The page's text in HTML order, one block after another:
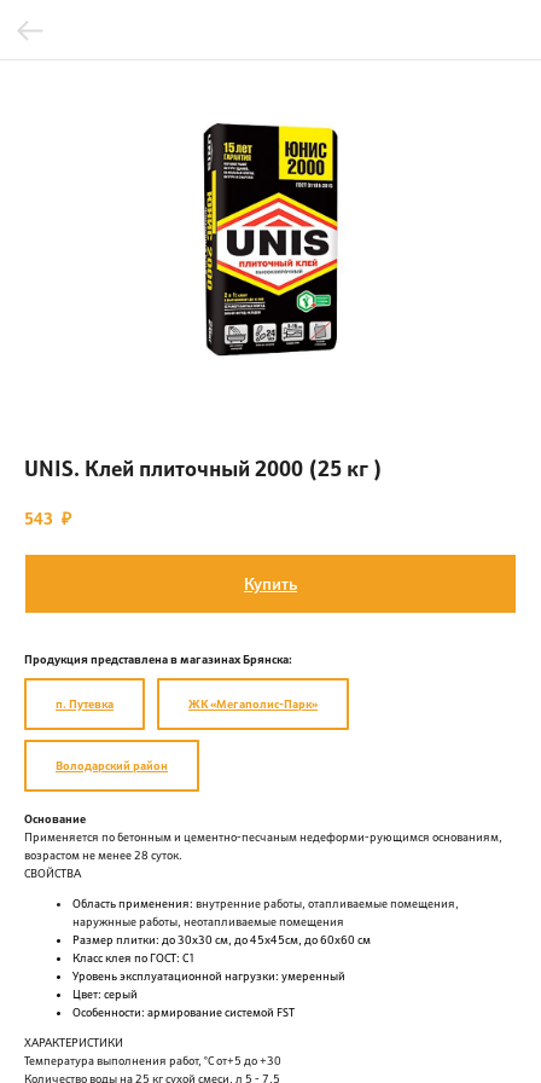
UNIS. Клей плиточный 2000 (25 кг )
543 ₽
Купить
Продукция представлена в магазинах Брянска:
п. Путевка ЖК «Мегаполис-Парк»
Володарский район
Основание
Применяется по бетонным и цементно-песчаным недеформи-рующимся основаниям,
возрастом не менее 28 суток.
СВОЙСТВА
Область применения: внутренние работы, отапливаемые помещения,
наружнные работы, неотапливаемые помещения
Размер плитки: до 30х30 см, до 45х45см, до 60х60 см
Класс клея по ГОСТ: С1
Уровень эксплуатационной нагрузки: умеренный
Цвет: серый
Особенности: армирование системой FST
ХАРАКТЕРИСТИКИ
Температура выполнения работ, °С от+5 до +30
Количество воды на 25 кг сухой смеси, л 5 - 7,5